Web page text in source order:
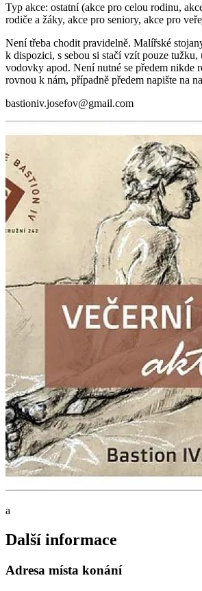
Typ akce: ostatní (akce pro celou rodinu,
rodiče a žáky, akce pro seniory, akce pro
Není třeba chodit pravidelně. Malířské
k dispozici, s sebou si stačí vzít pouze tužku,
vodovky apod. Není nutné se předem nikde
rovnou k nám, případně předem napište na
bastioniv.josefov@gmail.com
a
Další informace
Adresa místa konání